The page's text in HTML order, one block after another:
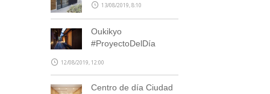
13/08/2019, 8:10
Oukikyo
#ProyectoDelDía
12/08/2019, 12:00
Centro de día Ciudad